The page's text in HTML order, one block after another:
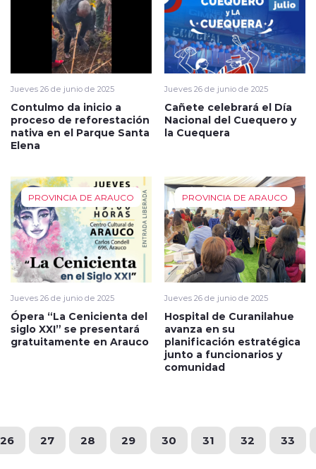
Jueves 26 de junio de 2025
Contulmo da inicio a
proceso de reforestación
nativa en el Parque Santa
Elena
Jueves 26 de junio de 2025
Cañete celebrará el Día
Nacional del Cuequero y
la Cuequera
PROVINCIA DE ARAUCO
Jueves 26 de junio de 2025
Ópera “La Cenicienta del
siglo XXI” se presentará
gratuitamente en Arauco
PROVINCIA DE ARAUCO
Jueves 26 de junio de 2025
Hospital de Curanilahue
avanza en su
planificación estratégica
junto a funcionarios y
comunidad
26 27 28 29 30 31 32 33